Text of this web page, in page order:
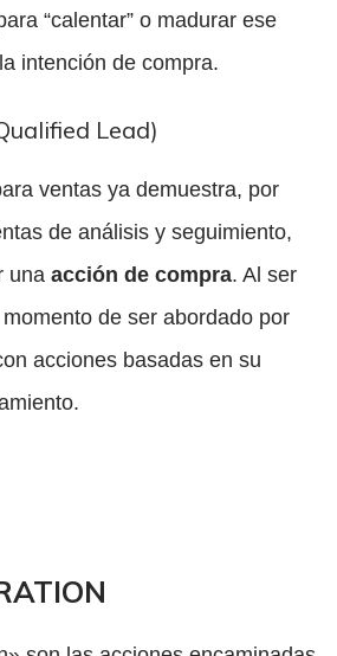
“calentar” o madurar ese
intención de compra.
Lead)
ventas ya demuestra, por
de análisis y seguimiento,
una acción de compra. Al ser
de ser abordado por
acciones basadas en su